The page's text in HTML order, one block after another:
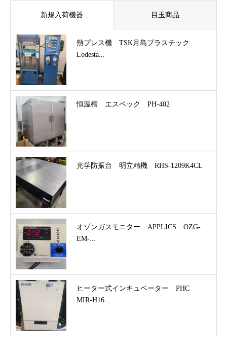
新規入荷機器 目玉商品
熱プレス機 TSK月島プラスチック
Lodesta...
恒温槽 エスペック PH-402
光学防振台 明立精機 RHS-1209K4CL
オゾンガスモニター APPLICS OZG-
EM-...
ヒーター式インキュベーター PHC
MIR-H16...